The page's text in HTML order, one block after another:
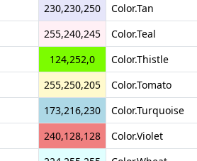
230,230,250
Color.Tan
255,240,245
Color.Teal
124,252,0
Color.Thistle
255,250,205
Color.Tomato
173,216,230
Color.Turquoise
240,128,128
Color.Violet